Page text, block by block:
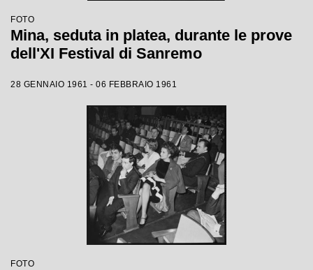
FOTO
Mina, seduta in platea, durante le prove
dell'XI Festival di Sanremo
28 GENNAIO 1961 - 06 FEBBRAIO 1961
FOTO